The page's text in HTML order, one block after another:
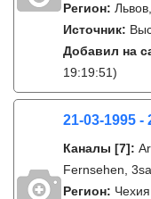
Регион:
Источник:
Добавил на
19:19:51)
21-03-1995 -
Каналы [7]:
Fernsehen,
Регион: Чехия